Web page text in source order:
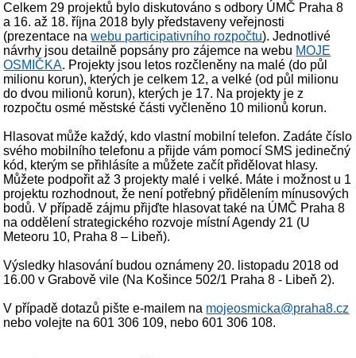
Celkem 29 projektů bylo diskutováno s odbory ÚMČ Praha 8
a 16. až 18. října 2018 byly představeny veřejnosti
(prezentace nawebu participativního rozpočtu). Jednotlivé
návrhy jsou detailně popsány pro zájemce na webu MOJE
OSMIČKA. Projekty jsou letos rozčleněny na malé (do půl
milionu korun), kterých je celkem 12, a velké (od půl milionu
do dvou milionů korun), kterých je 17. Na projekty je z
rozpočtu osmé městské části vyčleněno 10 milionů korun.
Hlasovat může každý, kdo vlastní mobilní telefon. Zadáte číslo
svého mobilního telefonu a přijde vám pomocí SMS jedinečný
kód, kterým se přihlásíte a můžete začít přidělovat hlasy.
Můžete podpořit až 3 projekty malé i velké. Máte i možnost u 1
projektu rozhodnout, že není potřebný přidělením mínusových
bodů. V případě zájmu přijďte hlasovat také na ÚMČ Praha 8
na oddělení strategického rozvoje místní Agendy 21 (U
Meteoru 10, Praha 8 – Libeň).
Výsledky hlasování budou oznámeny 20. listopadu 2018 od
16.00 v Grabově vile (Na Košince 502/1 Praha 8 - Libeň 2).
V případě dotazů pište e-mailem na mojeosmicka@praha8.cz
nebo volejte na 601 306 109, nebo 601 306 108.